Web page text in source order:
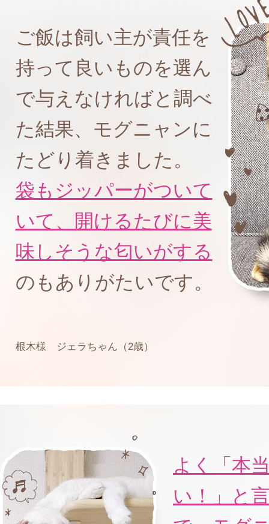
ご飯は飼い主が責任を
持って良いものを選ん
で与えなければと調べ
た結果、モグニャンに
たどり着きました。
袋もジッパーがついて
いて、開けるたびに美
味しそうな匂いがする
のもありがたいです。
根木様 ジェラちゃん（2歳）
よく「本
い！」と